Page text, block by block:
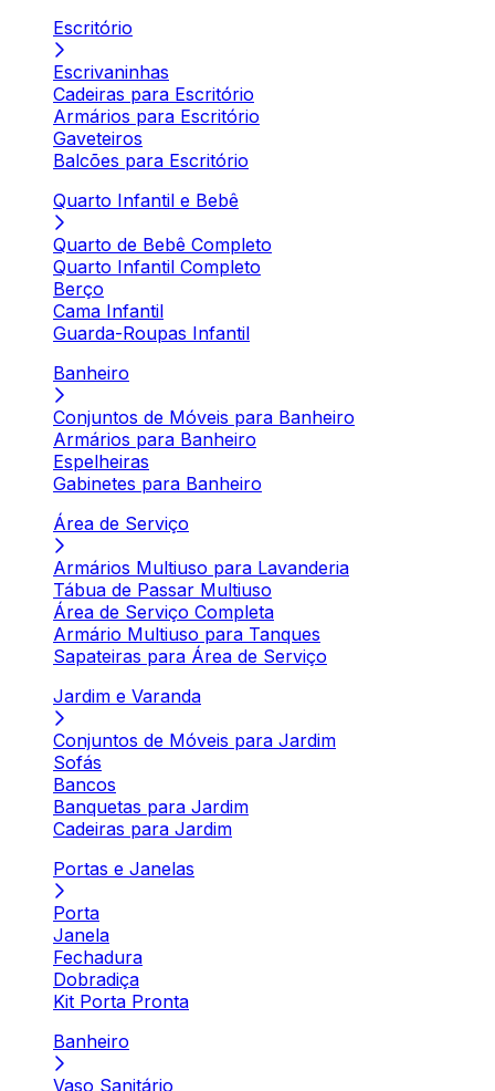
Escritório
Escrivaninhas
Cadeiras para Escritório
Armários para Escritório
Gaveteiros
Balcões para Escritório
Quarto Infantil e Bebê
Quarto de Bebê Completo
Quarto Infantil Completo
Berço
Cama Infantil
Guarda-Roupas Infantil
Banheiro
Conjuntos de Móveis para Banheiro
Armários para Banheiro
Espelheiras
Gabinetes para Banheiro
Área de Serviço
Armários Multiuso para Lavanderia
Tábua de Passar Multiuso
Área de Serviço Completa
Armário Multiuso para Tanques
Sapateiras para Área de Serviço
Jardim e Varanda
Conjuntos de Móveis para Jardim
Sofás
Bancos
Banquetas para Jardim
Cadeiras para Jardim
Portas e Janelas
Porta
Janela
Fechadura
Dobradiça
Kit Porta Pronta
Banheiro
Vaso Sanitário